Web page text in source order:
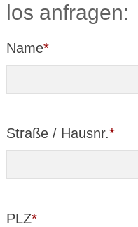
los anfragen:
Name*
Straße / Hausnr.*
PLZ*